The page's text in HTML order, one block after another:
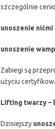
szczególnie
unoszenie nićmi
unoszenie
Zabiegi są
użyciu
Lifting twarzy –
Dzisiejszy